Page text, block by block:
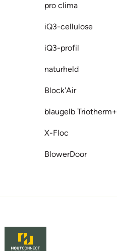
pro clima
iQ3-cellulose
iQ3-profil
naturheld
Block'Air
blaugelb Triotherm+
X-Floc
BlowerDoor